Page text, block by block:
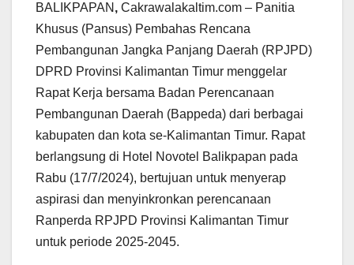
BALIKPAPAN , Cakrawalakaltim.com – Panitia
Khusus (Pansus) Pembahas Rencana
Pembangunan Jangka Panjang Daerah (RPJPD)
DPRD Provinsi Kalimantan Timur menggelar
Rapat Kerja bersama Badan Perencanaan
Pembangunan Daerah (Bappeda) dari berbagai
kabupaten dan kota se-Kalimantan Timur. Rapat
berlangsung di Hotel Novotel Balikpapan pada
Rabu (17/7/2024), bertujuan untuk menyerap
aspirasi dan menyinkronkan perencanaan
Ranperda RPJPD Provinsi Kalimantan Timur
untuk periode 2025-2045.